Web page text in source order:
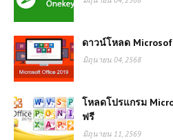
ดาวน์โหลด
มิถุนายน 04, 2568
โหลดโปรแกรม
ฟรี
มิถุนายน 11, 2569